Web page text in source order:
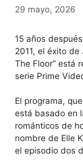
29 mayo, 2026
15 años
2011, el éxito de
The Floor” está
serie Prime
El programa,
está basado en
románticos de
nombre de Elle
el episodio dos